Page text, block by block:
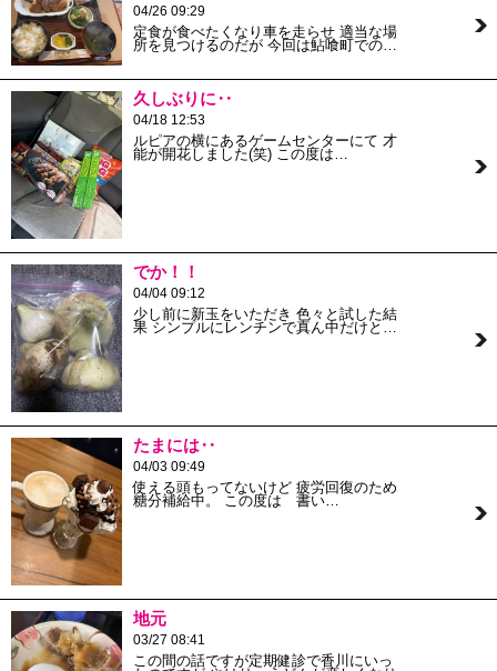
04/26 09:29
定食が食べたくなり車を走らせ 適当な場
所を見つけるのだが 今回は鮎喰町での…
久しぶりに‥
04/18 12:53
ルピアの横にあるゲームセンターにて 才
能が開花しました(笑) この度は…
でか！！
04/04 09:12
少し前に新玉をいただき 色々と試した結
果 シンプルにレンチンで真ん中だけと…
たまには‥
04/03 09:49
使える頭もってないけど 疲労回復のため
糖分補給中。 この度は 書い…
地元
03/27 08:41
この間の話ですが定期健診で香川にいっ